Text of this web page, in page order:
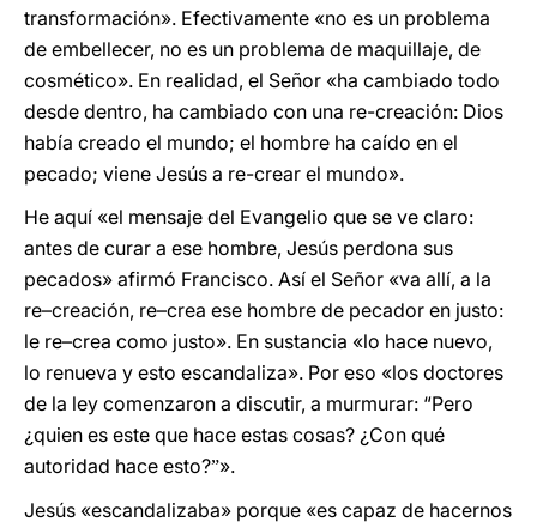
transformación». Efectivamente «no es un problema
de embellecer, no es un problema de maquillaje, de
cosmético». En realidad, el Señor «ha cambiado todo
desde dentro, ha cambiado con una re-creación: Dios
había creado el mundo; el hombre ha caído en el
pecado; viene Jesús a re-crear el mundo».
He aquí «el mensaje del Evangelio que se ve claro:
antes de curar a ese hombre, Jesús perdona sus
pecados» afirmó Francisco. Así el Señor «va allí, a la
re–creación, re–crea ese hombre de pecador en justo:
le re–crea como justo». En sustancia «lo hace nuevo,
lo renueva y esto escandaliza». Por eso «los doctores
de la ley comenzaron a discutir, a murmurar: “Pero
¿quien es este que hace estas cosas? ¿Con qué
autoridad hace esto?”‌».
Jesús «escandalizaba» porque «es capaz de hacernos